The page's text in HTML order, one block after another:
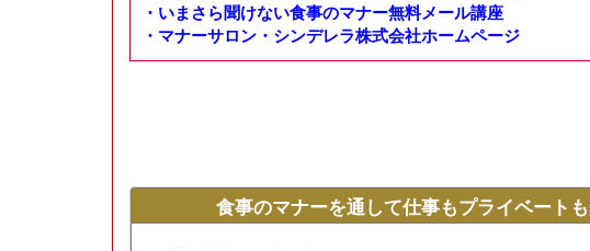
・いまさら聞けない食事のマナー無料メール講座
・マナーサロン・シンデレラ株式会社ホームページ
食事のマナーを通して仕事もプライベート